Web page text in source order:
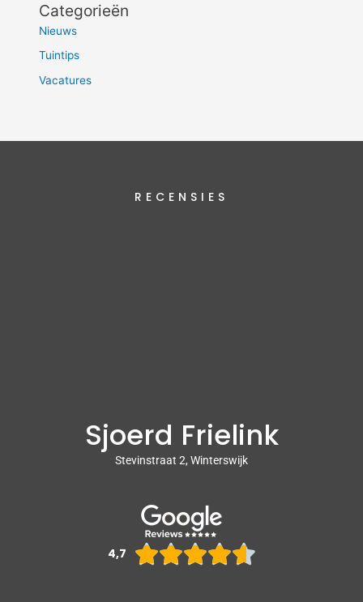
Categorieën
Nieuws
Tuintips
Vacatures
RECENSIES
Sjoerd Frielink
Stevinstraat 2, Winterswijk
4,7 